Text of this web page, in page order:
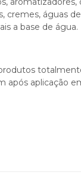
cremes, águas
a base de água.
após aplicação